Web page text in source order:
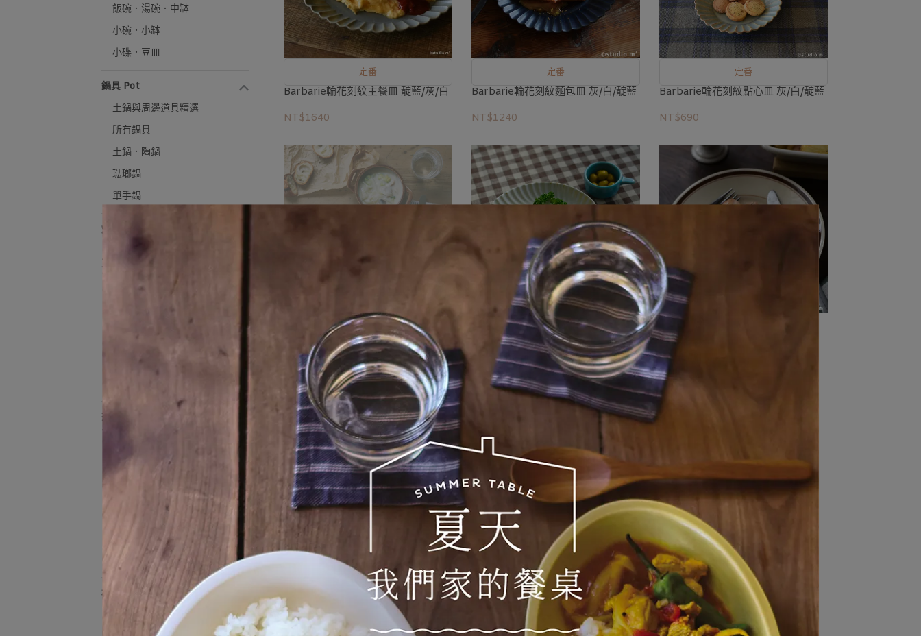
飯碗．湯碗．中缽
小碗．小缽
小碟．豆皿
鍋具 Pot
土鍋與周邊道具精選
所有鍋具
土鍋．陶鍋
琺瑯鍋
單手鍋
烤皿、烤盤
刀．叉．匙．筷 Cutlery​ &​
茶具與咖啡道具 ​Tea
茶壺
濾杯
奶盅．糖罐
杯 Cup
定番
Barbarie輪花刻紋主餐皿 靛藍/灰/白
NT$1640
定番
Barbarie輪花刻紋麵包皿 灰/白/靛藍
NT$1240
定番
Barbarie輪花刻紋點心皿 灰/白/靛藍
NT$690
定番
Tutu橢圓盤 米/白
NT$1200
定番
Tutu盤L 米/白
NT$1380
Capitaine 160盤 米/茶
NT$480
Capitaine 230盤 米/茶
NT$840
Landrace中盤 20cm 橄欖綠/飴釉
NT$910
Landrace大盤 23cm 飴釉棕/橄欖
綠/棕黑
NT$1130